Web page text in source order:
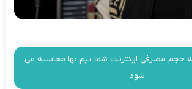
حجم مصرفی اینترنت شما نیم بها محاسبه می
شود